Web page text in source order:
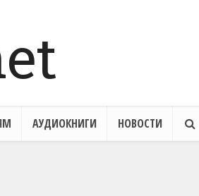
АУДИОКНИГИ НОВОСТИ